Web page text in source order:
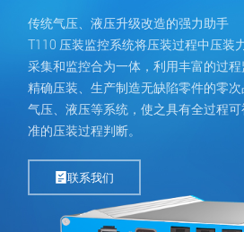
传统气压、液压升级改造的强力助手
T110 压装监控系统将压装过程中压装
采集和监控合为一体，利用丰富的过
精确压装、生产制造无缺陷零件的零
气压、液压等系统，使之具有全过程
准的压装过程判断。
联系我们